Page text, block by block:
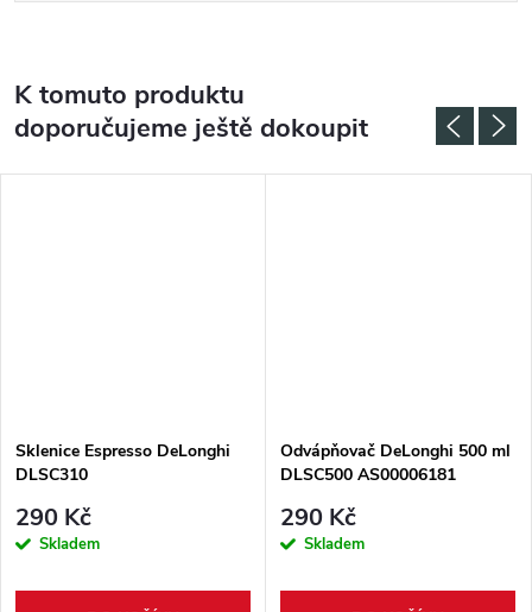
K tomuto produktu
doporučujeme ještě dokoupit
Sklenice Espresso DeLonghi
DLSC310
290 Kč
Skladem
Odvápňovač DeLonghi 500 ml
DLSC500 AS00006181
290 Kč
Skladem